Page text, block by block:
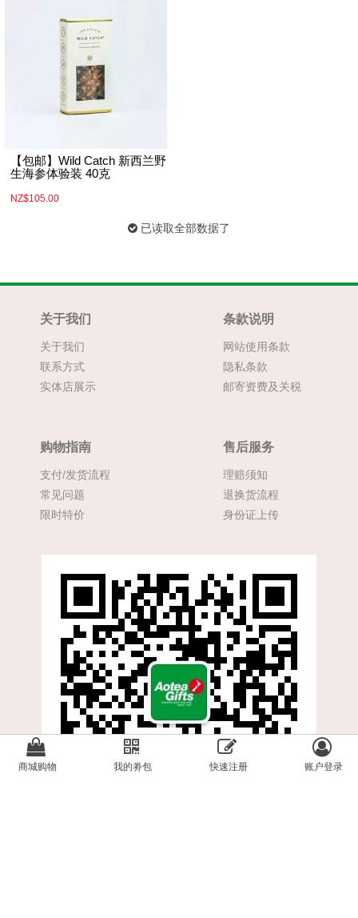
商城购物 我的劵包 快速注册 账户登录
【包邮】Wild Catch 新西兰野
生海参体验装 40克
NZ$105.00
已读取全部数据了
关于我们
关于我们
联系方式
实体店展示
条款说明
网站使用条款
隐私条款
邮寄资费及关税
购物指南
支付/发货流程
常见问题
限时特价
售后服务
理赔须知
退换货流程
身份证上传